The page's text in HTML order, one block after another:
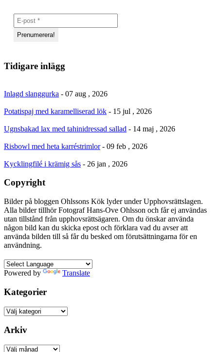
Tidigare inlägg
Inlagd slanggurka - 07 aug , 2026
Potatispaj med karamelliserad lök - 15 jul , 2026
Ugnsbakad lax med tahinidressad sallad - 14 maj , 2026
Risbowl med heta karréstrimlor - 09 feb , 2026
Kycklingfilé i krämig sås - 26 jan , 2026
Copyright
Bilder på bloggen Ohlssons Kök lyder under Upphovsrättslagen.
Alla bilder tillhör Fotograf Hans-Ove Ohlsson och får ej användas
utan tillstånd från upphovsrättsägaren. Om du önskar använda
någon bild kan du skicka epost och förklara vad du avser att
använda bilden till så får du besked om förutsättningarna för en
användning.
Powered by Translate
Kategorier
Kategorier
Arkiv
Arkiv